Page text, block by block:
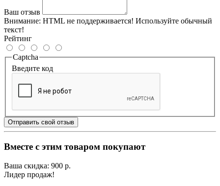
Ваш отзыв
Внимание: HTML не поддерживается! Используйте обычный
текст!
Рейтинг
Captcha
Введите код
Отправить свой отзыв
Вместе с этим товаром покупают
Ваша скидка: 900 р.
Лидер продаж!